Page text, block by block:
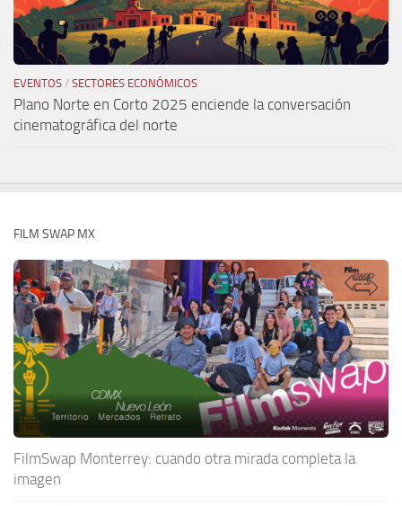
EVENTOS / SECTORES ECONÓMICOS
Plano Norte en Corto 2025 enciende la conversación
cinematográfica del norte
FILM SWAP MX
FilmSwap Monterrey: cuando otra mirada completa la
imagen